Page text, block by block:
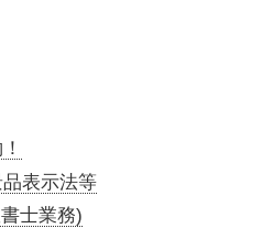
表示法等
士業務)